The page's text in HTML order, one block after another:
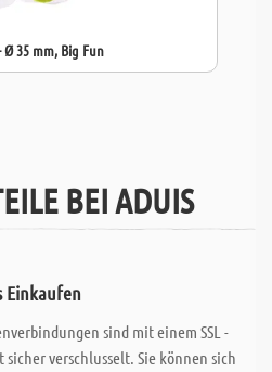
Ø 35 mm, Big Fun
BEI ADUIS
Einkaufen
sind mit einem SSL -
verschlusselt. Sie können sich